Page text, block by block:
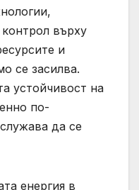
върху
и
се засилва.
устойчивост на
по-
да се
енергия в